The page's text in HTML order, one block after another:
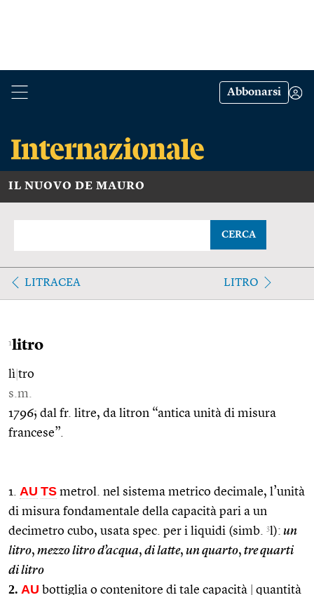
Abbonarsi
IL NUOVO DE MAURO
CERCA
LITRACEA LITRO
1litro
lì tro
s.m.
1796; dal fr. litre, da litron “antica unità di misura
francese”.
1. AU TS metrol. nel sistema metrico decimale, l’unità
di misura fondamentale della capacità pari a un
decimetro cubo, usata spec. per i liquidi (simb.
3l): un
litro, mezzo litro d’acqua, di latte, un quarto, tre quarti
di litro
2. AU bottiglia o contenitore di tale capacità
quantità